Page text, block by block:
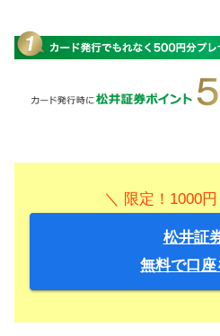
＼ 限定！1000
松井証
無料で口座